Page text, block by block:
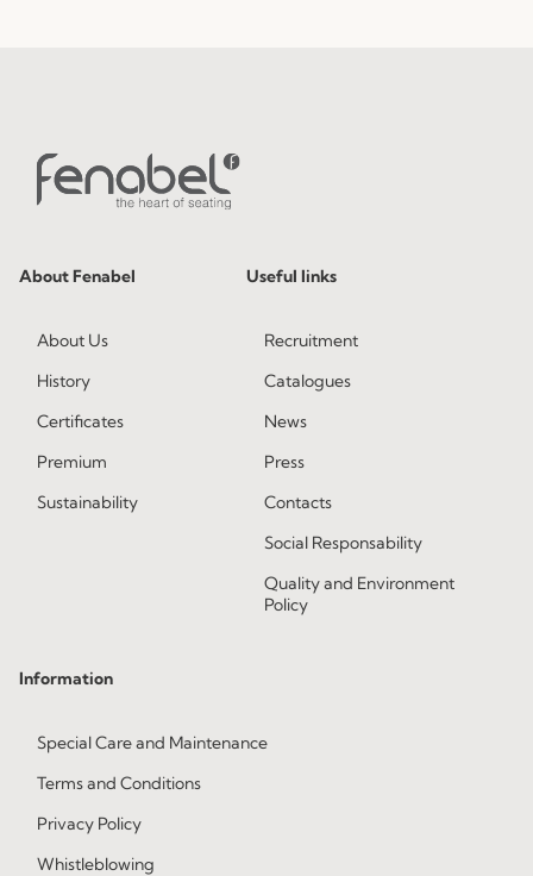
About Fenabel
About Us
History
Certificates
Premium
Sustainability
Useful links
Recruitment
Catalogues
News
Press
Contacts
Social Responsability
Quality and Environment
Policy
Information
Special Care and Maintenance
Terms and Conditions
Privacy Policy
Whistleblowing